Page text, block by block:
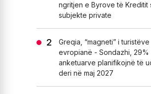
ngritjen e Byrove të Kreditit
subjekte private
Greqia, “magneti” i turistëve
evropianë - Sondazhi, 29%
anketuarve planifikojnë të
deri në maj 2027